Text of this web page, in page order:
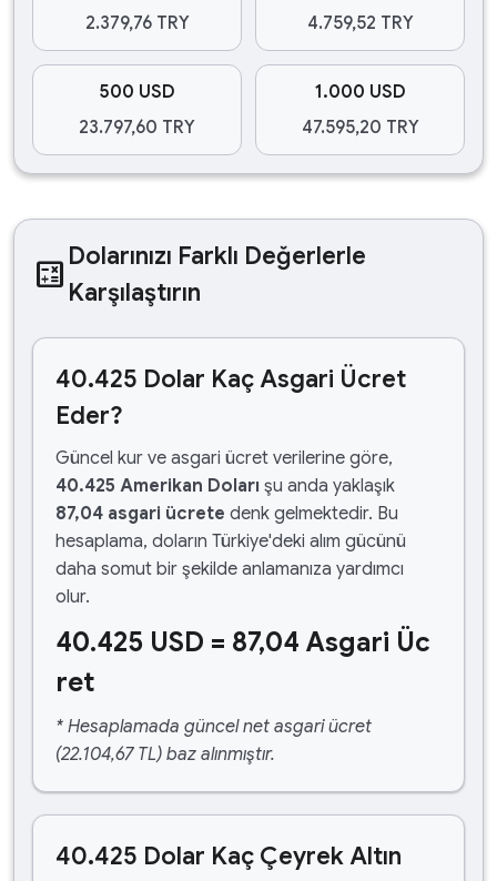
2.379,76 TRY
4.759,52 TRY
500 USD
23.797,60 TRY
1.000 USD
47.595,20 TRY
calculate Dolarınızı Farklı Değerlerle
Karşılaştırın
40.425 Dolar Kaç Asgari Ücret
Eder?
Güncel kur ve asgari ücret verilerine göre,
40.425 Amerikan Doları şu anda yaklaşık
87,04 asgari ücrete denk gelmektedir. Bu
hesaplama, doların Türkiye'deki alım gücünü
daha somut bir şekilde anlamanıza yardımcı
olur.
40.425 USD = 87,04 Asgari Üc
ret
* Hesaplamada güncel net asgari ücret
(22.104,67 TL) baz alınmıştır.
40.425 Dolar Kaç Çeyrek Altın